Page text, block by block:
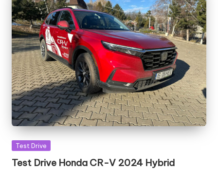
Posted
Test Drive
Test Drive Honda CR-V 2024 Hybrid